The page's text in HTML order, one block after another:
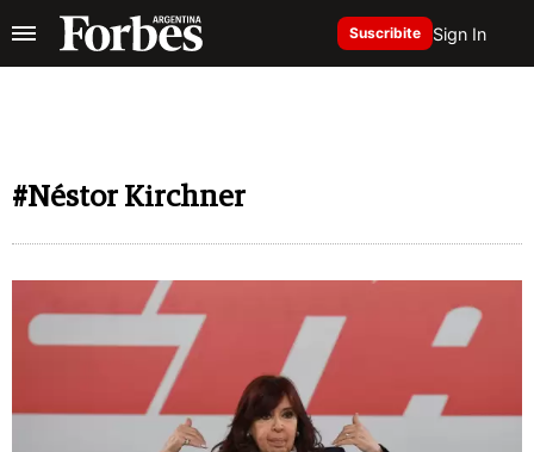
Suscribite Sign In
#Néstor Kirchner